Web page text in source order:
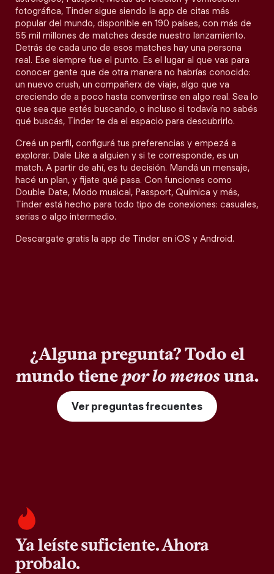
fotográfica, Tinder sigue siendo la app de citas más
popular del mundo, disponible en 190 países, con más de
55 mil millones de matches desde nuestro lanzamiento.
Detrás de cada uno de esos matches hay una persona
real. Ese siempre fue el punto. Es el lugar al que vas para
conocer gente que de otra manera no habrías conocido:
un nuevo crush, un compañerx de viaje, algo que va
creciendo de a poco hasta convertirse en algo real. Sea lo
que sea que estés buscando, o incluso si todavía no sabés
qué buscás, Tinder te da el espacio para descubrirlo.
Creá un perfil, configurá tus preferencias y empezá a
explorar. Dale Like a alguien y si te corresponde, es un
match. A partir de ahí, es tu decisión. Mandá un mensaje,
hacé un plan, y fijate qué pasa. Con funciones como
Double Date, Modo musical, Passport, Química y más,
Tinder está hecho para todo tipo de conexiones: casuales,
serias o algo intermedio.
Descargate gratis la app de Tinder en iOS y Android.
¿Alguna pregunta? Todo el
mundo tienepor lo menosuna.
Ver preguntas frecuentes
Ya leíste suficiente. Ahora
probalo.